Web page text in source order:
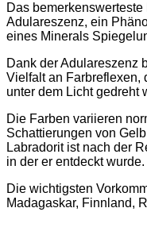
Das
Adulareszenz, ein
eines Minerals
Dank der Adulareszenz
Vielfalt an Farbreflexen,
unter dem Licht gedreht
Die Farben variieren
Schattierungen von
Labradorit ist nach der
in der er entdeckt wurde.
Die wichtigsten
Madagaskar, Finnland,